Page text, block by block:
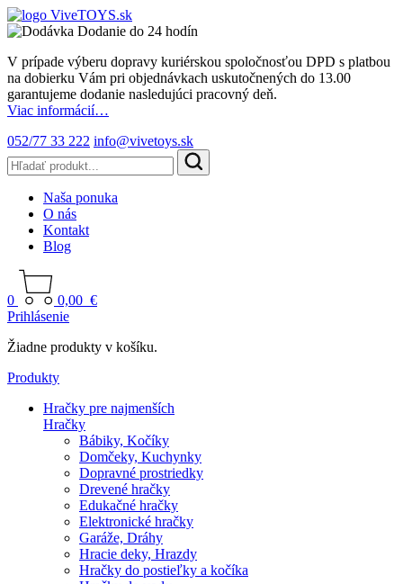
Dodanie do 24 hodín
V prípade výberu dopravy kuriérskou spoločnosťou DPD s platbou
na dobierku Vám pri objednávkach uskutočnených do 13.00
garantujeme dodanie nasledujúci pracovný deň.
Viac informácií…
052/77 33 222 info@vivetoys.sk
Naša ponuka
O nás
Kontakt
Blog
0 0,00 €
Prihlásenie
Žiadne produkty v košíku.
Produkty
Hračky pre najmenších
Hračky
Bábiky, Kočíky
Domčeky, Kuchynky
Dopravné prostriedky
Drevené hračky
Edukačné hračky
Elektronické hračky
Garáže, Dráhy
Hracie deky, Hrazdy
Hračky do postieľky a kočíka